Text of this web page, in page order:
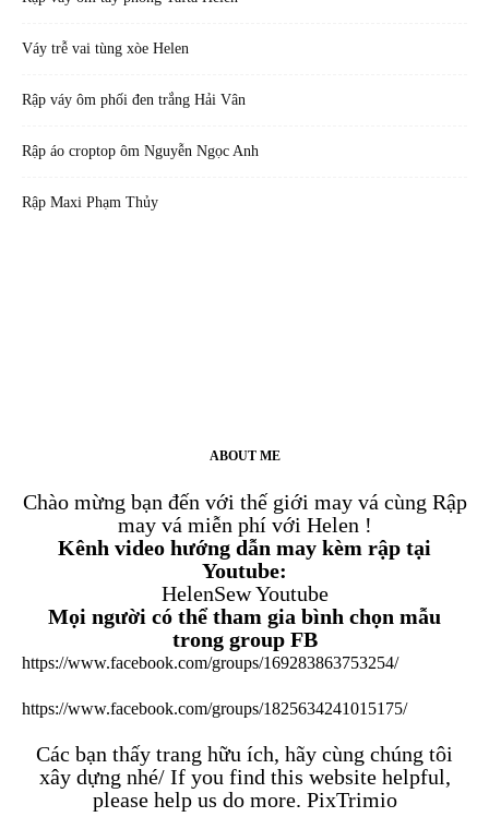
Váy trễ vai tùng xòe Helen
Rập váy ôm phối đen trắng Hải Vân
Rập áo croptop ôm Nguyễn Ngọc Anh
Rập Maxi Phạm Thủy
ABOUT ME
Chào mừng bạn đến với thế giới may vá cùng Rập
may vá miễn phí với Helen !
Kênh video hướng dẫn may kèm rập tại
Youtube:
HelenSew Youtube
Mọi người có thể tham gia bình chọn mẫu
trong group FB
https://www.facebook.com/groups/169283863753254/
https://www.facebook.com/groups/1825634241015175/
Các bạn thấy trang hữu ích, hãy cùng chúng tôi
xây dựng nhé/ If you find this website helpful,
please help us do more. PixTrimio